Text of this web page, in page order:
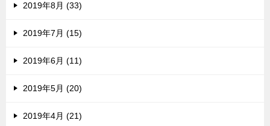
2019年8月 (33)
2019年7月 (15)
2019年6月 (11)
2019年5月 (20)
2019年4月 (21)